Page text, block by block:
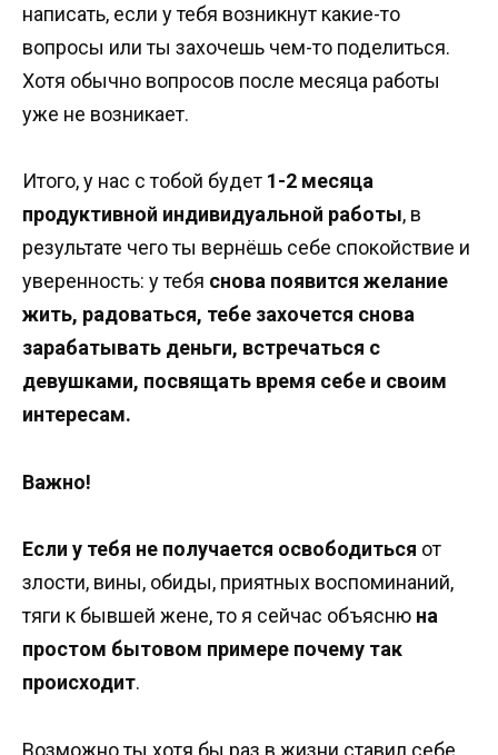
написать, если у тебя возникнут какие-то
вопросы или ты захочешь чем-то поделиться.
Хотя обычно вопросов после месяца работы
уже не возникает.
Итого, у нас с тобой будет 1-2 месяца
продуктивной индивидуальной работы, в
результате чего ты вернёшь себе спокойствие и
уверенность: у тебя снова появится желание
жить, радоваться, тебе захочется снова
зарабатывать деньги, встречаться с
девушками, посвящать время себе и своим
интересам.
Важно!
Если у тебя не получается освободиться от
злости, вины, обиды, приятных воспоминаний,
тяги к бывшей жене, то я сейчас объясню на
простом бытовом примере почему так
происходит.
Возможно ты хотя бы раз в жизни ставил себе